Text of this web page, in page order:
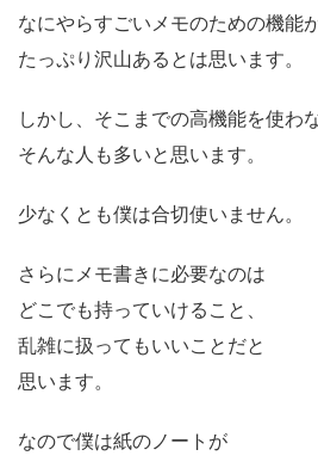
なにやらすごいメモのための機能
たっぷり沢山あるとは思います。
しかし、そこまでの高機能を使わな
そんな人も多いと思います。
少なくとも僕は合切使いません。
さらにメモ書きに必要なのは
どこでも持っていけること、
乱雑に扱ってもいいことだと
思います。
なので僕は紙のノートが